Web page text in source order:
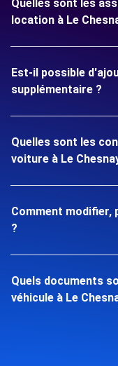
Quelles sont les
location à Le
Est-il possible
supplémentaire ?
Quelles sont les
voiture à Le
Comment modifier,
?
Quels documents
véhicule à Le